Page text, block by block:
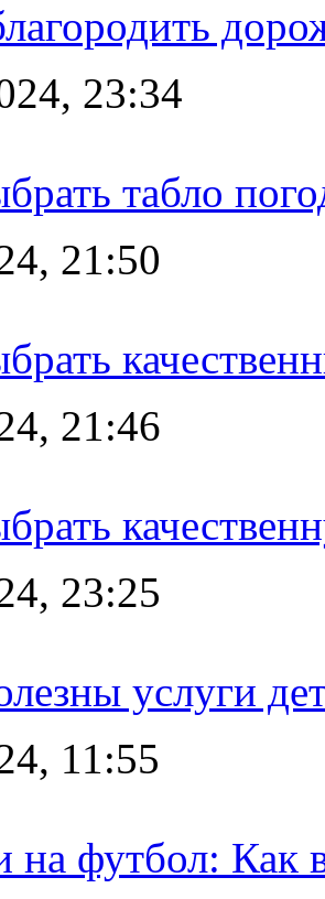
23:34
табло
21:50
21:46
23:25
услуги
11:55
на футбол: Как